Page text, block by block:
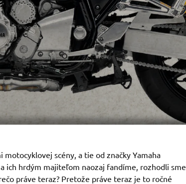
scény, a tie od značky Yamaha
ich hrdým majiteľom naozaj fandíme, rozhodli sme
práve teraz? Pretože práve teraz je to ročné